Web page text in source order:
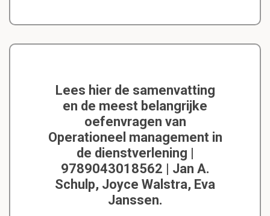
Lees hier de samenvatting
en de meest belangrijke
oefenvragen van
Operationeel management in
de dienstverlening |
9789043018562 | Jan A.
Schulp, Joyce Walstra, Eva
Janssen.